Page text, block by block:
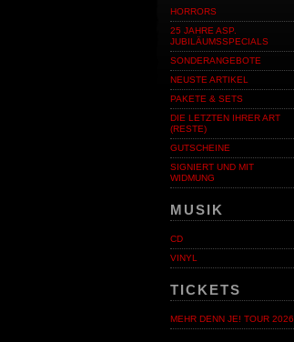
HORRORS
25 JAHRE ASP.
JUBILÄUMSSPECIALS
SONDERANGEBOTE
NEUSTE ARTIKEL
PAKETE & SETS
DIE LETZTEN IHRER ART
(RESTE)
GUTSCHEINE
SIGNIERT UND MIT
WIDMUNG
MUSIK
CD
VINYL
TICKETS
MEHR DENN JE! TOUR 2026